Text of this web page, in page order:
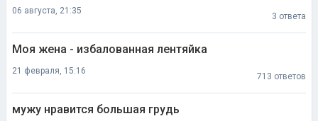
06 августа, 21:35
3 ответа
Моя жена - избалованная лентяйка
21 февраля, 15:16
713 ответов
мужу нравится большая грудь